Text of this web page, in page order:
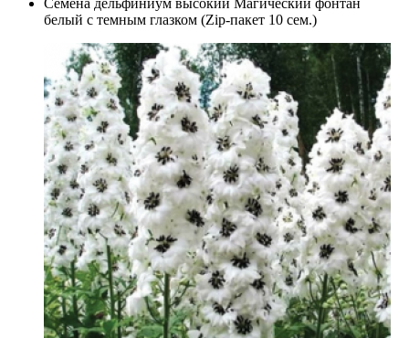
Семена дельфиниум высокий Магический фонтан
белый с темным глазком (Zip-пакет 10 сем.)